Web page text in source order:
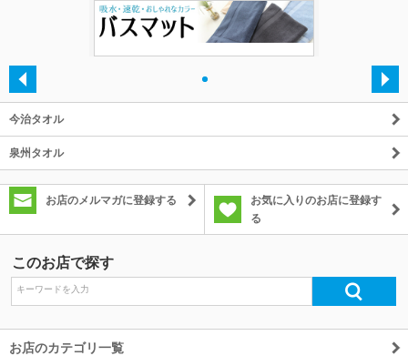
今治タオル
泉州タオル
お店のメルマガに登録する
お気に入りのお店に登録す
る
このお店で探す
お店のカテゴリ一覧